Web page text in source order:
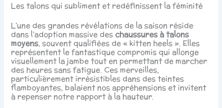
Les talons qui subliment et redéfinissent la féminité
L’une des grandes révélations de la saison réside
dans l’adoption massive des chaussures à talons
moyens, souvent qualifiées de « kitten heels ». Elles
représentent le fantastique compromis qui allonge
visuellement la jambe tout en permettant de marcher
des heures sans fatigue. Ces merveilles,
particulièrement irrésistibles dans des teintes
flamboyantes, balaient nos appréhensions et invitent
à repenser notre rapport à la hauteur.